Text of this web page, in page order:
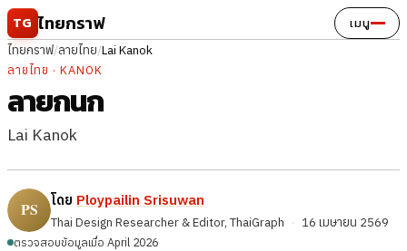
ข้ามไปยังเนื้อหา
TG ไทยกราฟ เมนู
ไทยกราฟ/ลายไทย/Lai Kanok
ลายไทย · KANOK
ลายกนก
Lai Kanok
โดย Ploypailin Srisuwan
Thai Design Researcher & Editor, ThaiGraph · 16 เมษายน 2569
ตรวจสอบข้อมูลเมื่อ April 2026